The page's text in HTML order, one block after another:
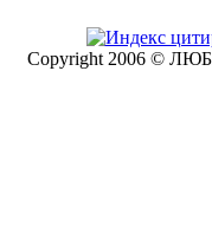
Copyright 2006 ©